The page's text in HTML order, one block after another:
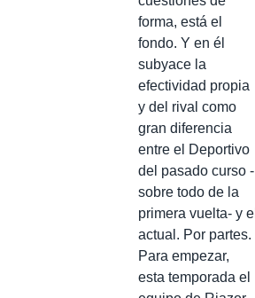
forma, está el
fondo. Y en él
subyace la
efectividad propia
y del rival como
gran diferencia
entre el Deportivo
del pasado curso -
sobre todo de la
primera vuelta- y el
actual. Por partes.
Para empezar,
esta temporada el